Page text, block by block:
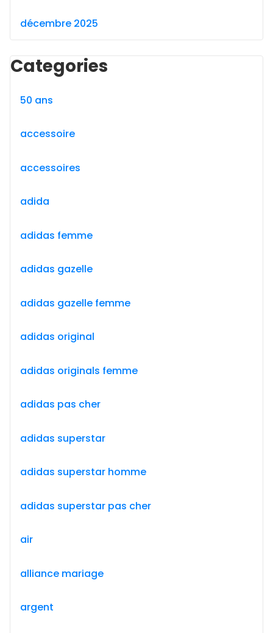
décembre 2025
Categories
50 ans
accessoire
accessoires
adida
adidas femme
adidas gazelle
adidas gazelle femme
adidas original
adidas originals femme
adidas pas cher
adidas superstar
adidas superstar homme
adidas superstar pas cher
air
alliance mariage
argent